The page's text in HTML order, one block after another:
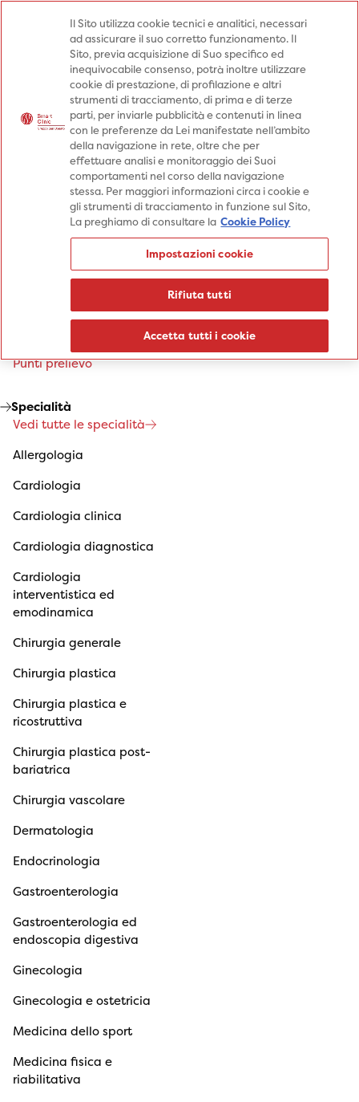
Prenota una visita
Prenota una visita
Specialità
Prestazioni
Patologie
Informazioni
Punti prelievo
Specialità
Vedi tutte le specialità
Allergologia
Cardiologia
Cardiologia clinica
Cardiologia diagnostica
Cardiologia
interventistica ed
emodinamica
Chirurgia generale
Chirurgia plastica
Chirurgia plastica e
ricostruttiva
Chirurgia plastica post-
bariatrica
Chirurgia vascolare
Dermatologia
Endocrinologia
Gastroenterologia
Gastroenterologia ed
endoscopia digestiva
Ginecologia
Ginecologia e ostetricia
Medicina dello sport
Medicina fisica e
riabilitativa
Medici Punti prelievo
Specialità
Prestazioni
Patologie
Sedi
Percorsi
Informazioni
Prenota una visita
Prenota una visita
Il Sito utilizza cookie tecnici e analitici, necessari
ad assicurare il suo corretto funzionamento. Il
Sito, previa acquisizione di Suo specifico ed
inequivocabile consenso, potrà inoltre utilizzare
cookie di prestazione, di profilazione e altri
strumenti di tracciamento, di prima e di terze
parti, per inviarle pubblicità e contenuti in linea
con le preferenze da Lei manifestate nell’ambito
della navigazione in rete, oltre che per
effettuare analisi e monitoraggio dei Suoi
comportamenti nel corso della navigazione
stessa. Per maggiori informazioni circa i cookie e
gli strumenti di tracciamento in funzione sul Sito,
La preghiamo di consultare la Cookie Policy
Impostazioni cookie
Rifiuta tutti
Accetta tutti i cookie